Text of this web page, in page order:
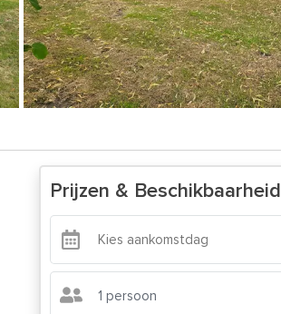
Prijzen & Beschikbaarheid
1 persoon